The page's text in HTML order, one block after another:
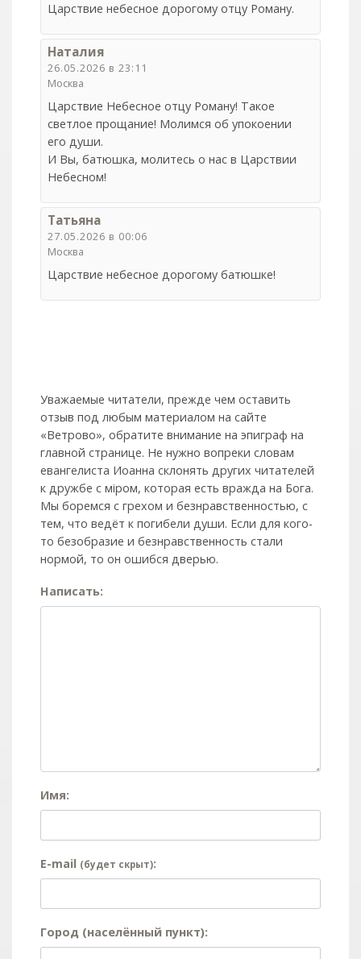
Царствие небесное дорогому отцу Роману.
Наталия
26.05.2026 в 23:11
Москва
Царствие Небесное отцу Роману! Такое
светлое прощание! Молимся об упокоении
его души.
И Вы, батюшка, молитесь о нас в Царствии
Небесном!
Татьяна
27.05.2026 в 00:06
Москва
Царствие небесное дорогому батюшке!
Уважаемые читатели, прежде чем оставить
отзыв под любым материалом на сайте
«Ветрово», обратите внимание на эпиграф на
главной странице. Не нужно вопреки словам
евангелиста Иоанна склонять других читателей
к дружбе с мiром, которая есть вражда на Бога.
Мы боремся с грехом и без­нрав­ствен­ностью, с
тем, что ведёт к погибели души. Если для кого-
то безобразие и безнравственность стали
нормой, то он ошибся дверью.
Написать:
Имя:
E-mail (будет скрыт):
Город (населённый пункт):